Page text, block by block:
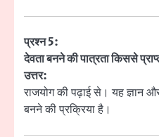
प्रश्न 5:
देवता बनने की पात्रता किससे
उत्तर:
राजयोग की पढ़ाई से। यह ज्ञान
बनने की प्रक्रिया है।